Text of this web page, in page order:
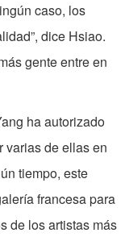
caso, los
dice Hsiao.
gente entre en
ha autorizado
varias de ellas en
tiempo, este
francesa para
de los artistas más